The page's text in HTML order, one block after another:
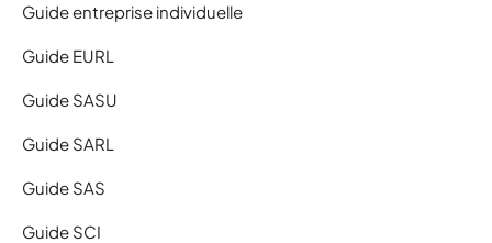
Guide entreprise individuelle
Guide EURL
Guide SASU
Guide SARL
Guide SAS
Guide SCI